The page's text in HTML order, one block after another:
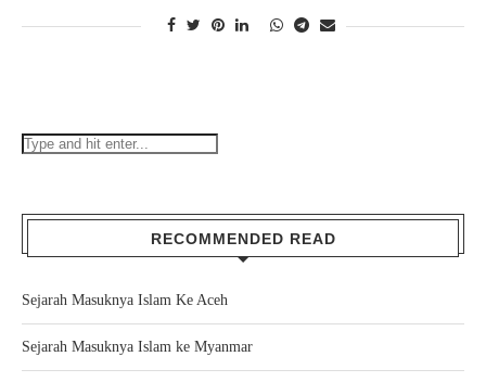
RECOMMENDED READ
Sejarah Masuknya Islam Ke Aceh
Sejarah Masuknya Islam ke Myanmar